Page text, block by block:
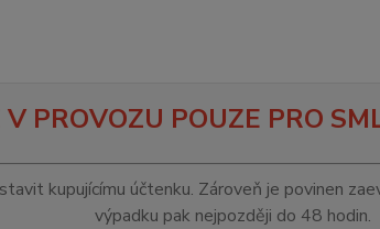
V PROVOZU POUZE PRO
kupujícímu účtenku. Zároveň je povinen
výpadku pak nejpozději do 48 hodin.